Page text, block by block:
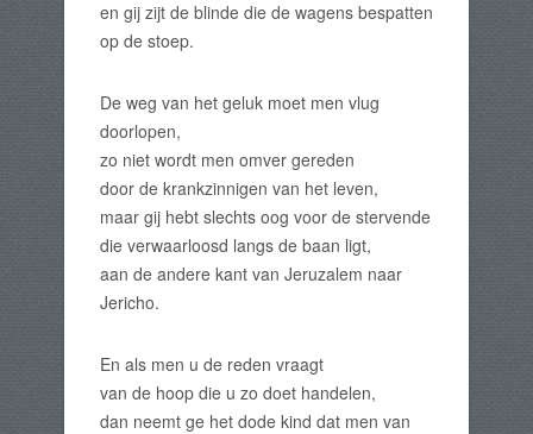
en gij zijt de blinde die de wagens bespatten
op de stoep.
De weg van het geluk moet men vlug
doorlopen,
zo niet wordt men omver gereden
door de krankzinnigen van het leven,
maar gij hebt slechts oog voor de stervende
die verwaarloosd langs de baan ligt,
aan de andere kant van Jeruzalem naar
Jericho.
En als men u de reden vraagt
van de hoop die u zo doet handelen,
dan neemt ge het dode kind dat men van